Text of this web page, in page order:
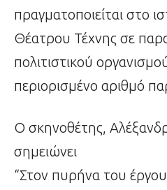
πραγματοποιείται στο
Θέατρου Τέχνης σε
πολιτιστικού
περιορισμένο αριθμό
Ο σκηνοθέτης,
σημειώνει
“Στον πυρήνα του